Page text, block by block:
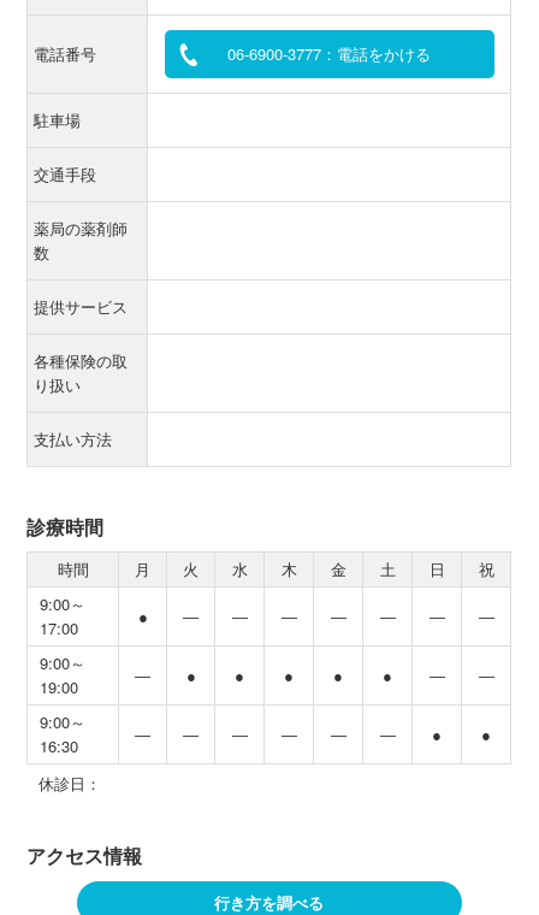
電話番号 06-6900-3777：電話をかける
駐車場
交通手段
薬局の薬剤師
数
提供サービス
各種保険の取
り扱い
支払い方法
診療時間
時間 月 火 水 木 金 土 日
祝
9:00～
17:00
● ― ― ― ― ― ― ―
9:00～
19:00
― ● ● ● ● ● ― ―
9:00～
16:30
― ― ― ― ― ― ● ●
休診日：
アクセス情報
行き方を調べる